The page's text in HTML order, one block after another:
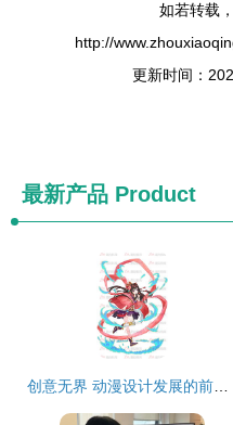
如若转载
http://
更新时间：
最新产品 Product